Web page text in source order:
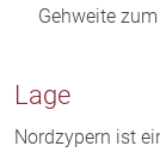
Gehweite
Lage
Nordzypern ist